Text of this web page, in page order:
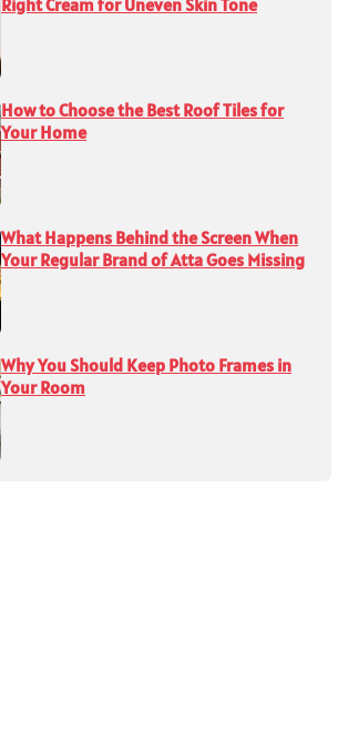
Right Cream for Uneven Skin Tone
How to Choose the Best Roof Tiles for
Your Home
What Happens Behind the Screen When
Your Regular Brand of Atta Goes Missing
Why You Should Keep Photo Frames in
Your Room